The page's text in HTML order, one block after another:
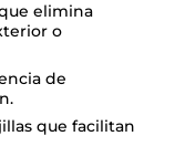
elimina
o
de
que facilitan